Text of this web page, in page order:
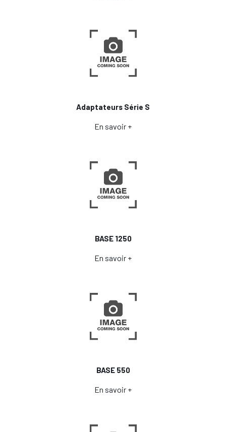
Adaptateurs Série S
En savoir +
BASE 1250
En savoir +
BASE 550
En savoir +